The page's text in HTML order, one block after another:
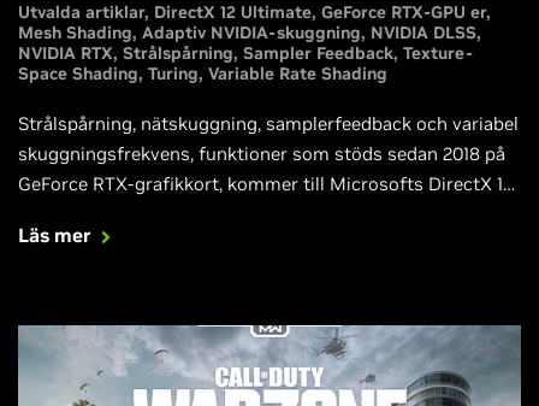
Utvalda artiklar DirectX 12 Ultimate GeForce RTX-GPU er
Mesh Shading Adaptiv NVIDIA-skuggning NVIDIA DLSS
NVIDIA RTX Strålspårning Sampler Feedback Texture-
Space Shading Turing Variable Rate Shading
Strålspårning, nätskuggning, samplerfeedback och variabel
skuggningsfrekvens, funktioner som stöds sedan 2018 på
GeForce RTX-grafikkort, kommer till Microsofts DirectX 12
spel.
Läs mer